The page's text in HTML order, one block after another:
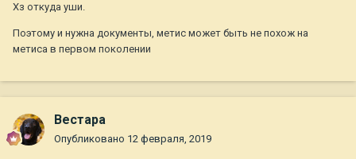
Хз откуда уши.
Поэтому и нужна документы, метис может быть не похож на
метиса в первом поколении
Вестара
Опубликовано 12 февраля, 2019